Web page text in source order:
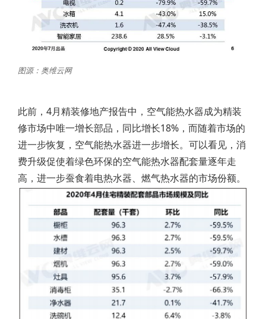
图源：奥维云网
此前，4月精装修地产报告中，空气能热水器成为精装
修市场中唯一增长部品，同比增长18%，而随着市场的
进一步恢复，空气能热水器进一步增长。可以看见，消
费升级促使着绿色环保的空气能热水器配套量逐年走
高，进一步蚕食着电热水器、燃气热水器的市场份额。